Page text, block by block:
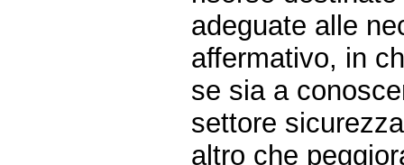
adeguate alle
affermativo, in
se sia a
settore
altro che